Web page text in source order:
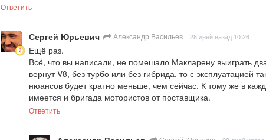
Ответить
Сергей Юрьевич Александр Васильев 28 дней назад 10:26
Ещё раз.
Всё, что вы написали, не помешало Макларену выиграть
вернут V8, без турбо или без гибрида, то с эксплуатацией
нюансов будет кратно меньше, чем сейчас. К тому же в
имеется и бригада мотористов от поставщика.
Ответить